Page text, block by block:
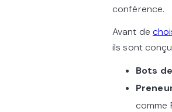
conférence.
Avant de
ils sont
Bots
comme